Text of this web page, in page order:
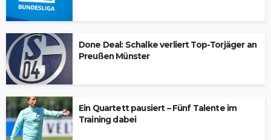
Done Deal: Schalke verliert Top-Torjäger an
Preußen Münster
Ein Quartett pausiert – Fünf Talente im
Training dabei